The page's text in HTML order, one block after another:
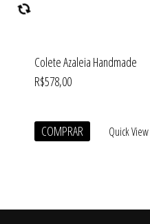
Colete Azaleia Handmade
R$578,00
COMPRAR Quick View